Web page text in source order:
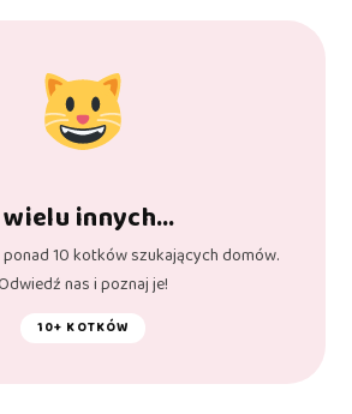
innych…
10 kotków szukających domów.
nas i poznaj je!
10+ KOTKÓW